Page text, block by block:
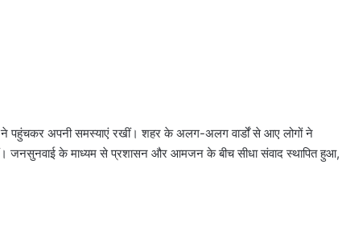
पहुंचकर अपनी समस्याएं रखीं। शहर के अलग-अलग वार्डों से आए लोगों ने
के माध्यम से प्रशासन और आमजन के बीच सीधा संवाद स्थापित हुआ,